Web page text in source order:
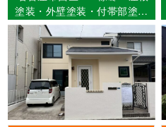
塗装・外壁塗装・付帯部塗装
工事 【使用塗料】屋根：シ
ャネツテックSi-JY 外壁：
スーパーラジカルシリコン
GH